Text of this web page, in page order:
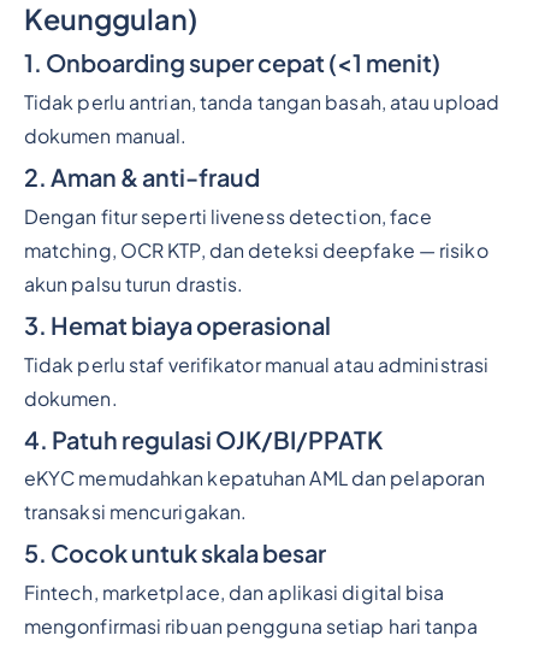
Keunggulan)
1. Onboarding super cepat (<1 menit)
Tidak perlu antrian, tanda tangan basah, atau upload
dokumen manual.
2. Aman & anti-fraud
Dengan fitur seperti liveness detection, face
matching, OCR KTP, dan deteksi deepfake — risiko
akun palsu turun drastis.
3. Hemat biaya operasional
Tidak perlu staf verifikator manual atau administrasi
dokumen.
4. Patuh regulasi OJK/BI/PPATK
eKYC memudahkan kepatuhan AML dan pelaporan
transaksi mencurigakan.
5. Cocok untuk skala besar
Fintech, marketplace, dan aplikasi digital bisa
mengonfirmasi ribuan pengguna setiap hari tanpa